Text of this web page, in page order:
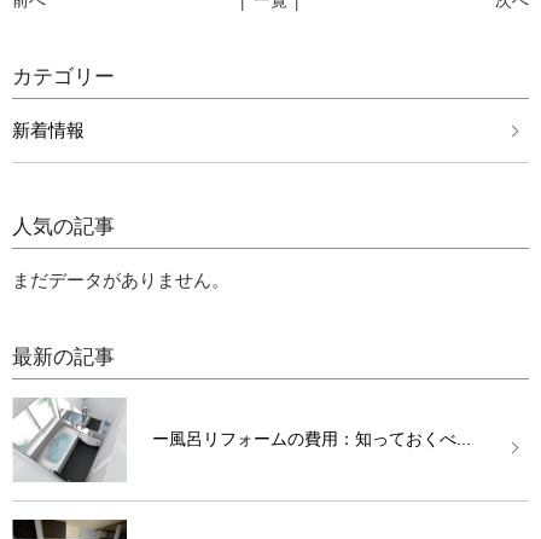
カテゴリー
新着情報
人気の記事
まだデータがありません。
最新の記事
ー風呂リフォームの費用：知っておくべ...